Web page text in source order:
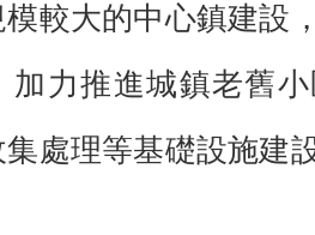
較大的中心鎮建設
加力推進城鎮老舊
處理等基礎設施建